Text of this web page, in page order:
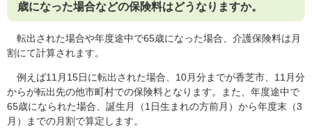
歳になった場合などの保険料はどうなりますか。
転出された場合や年度途中で65歳になった場合、介護保険料は月
割にて計算されます。
例えば11月15日に転出された場合、10月分までが香芝市、11月分
からが転出先の他市町村での保険料となります。また、年度途中で
65歳になられた場合、誕生月（1日生まれの方前月）から年度末（3
月）までの月割で算定します。